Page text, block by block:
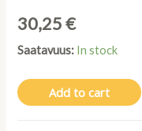
30,25€
Saatavuus: In stock
Add to cart